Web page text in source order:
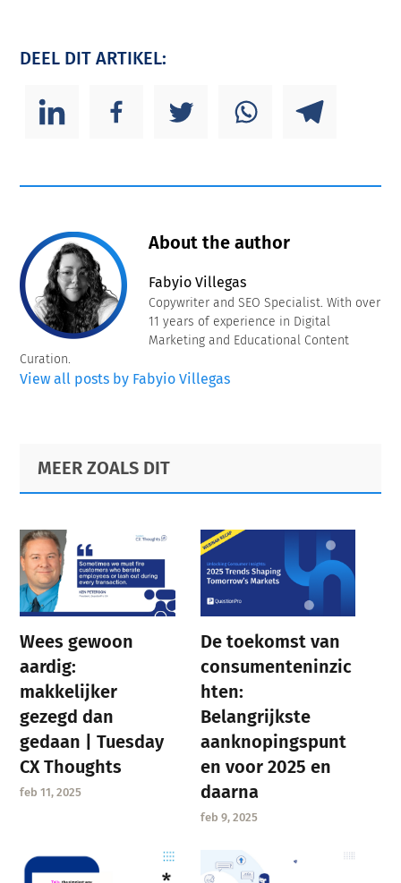
DEEL DIT ARTIKEL:
About the author
Fabyio Villegas
Copywriter and SEO Specialist. With over
11 years of experience in Digital
Marketing and Educational Content
Curation.
View all posts by Fabyio Villegas
Primary
Sidebar
Footer
MEER ZOALS DIT
Wees gewoon
aardig:
makkelijker
gezegd dan
gedaan | Tuesday
CX Thoughts
feb 11, 2025
De toekomst van
consumenteninzic
hten:
Belangrijkste
aanknopingspunt
en voor 2025 en
daarna
feb 9, 2025